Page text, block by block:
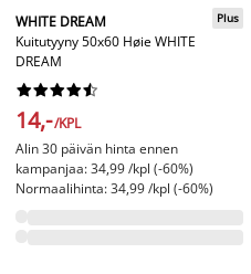
WHITE DREAM
Kuitutyyny 50x60 Høie WHITE
DREAM
Plus






14,-/KPL
Alin 30 päivän hinta ennen
kampanjaa: 34,99 /kpl (-60%)
Normaalihinta: 34,99 /kpl (-60%)